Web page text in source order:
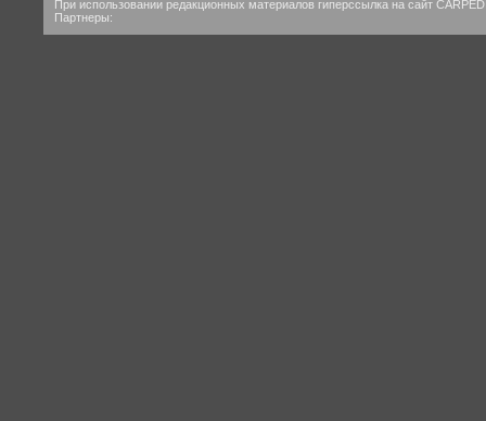
При использовании редакционных материалов гиперссылка на сайт
Партнеры: